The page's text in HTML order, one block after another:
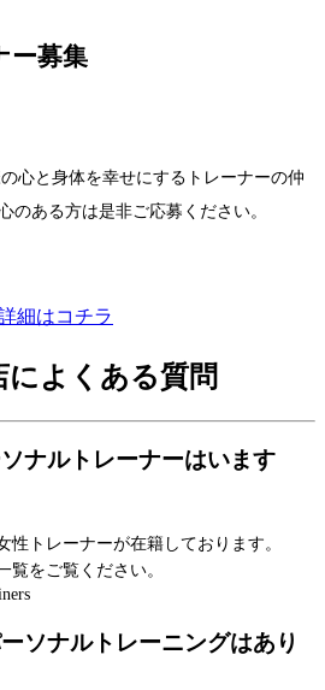
ー募集
心と身体を幸せにするトレーナーの仲
のある方は是非ご応募ください。
細はコチラ
によくある質問
ナルトレーナーはいます
性トレーナーが在籍しております。
覧をご覧ください。
ソナルトレーニングはあり